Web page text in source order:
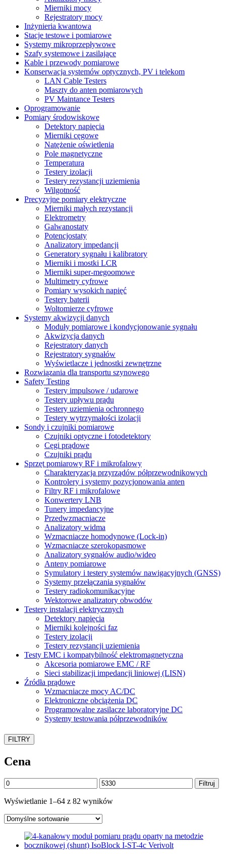
Mierniki mocy
Rejestratory mocy
Inżynieria kwantowa
Stacje testowe i pomiarowe
Systemy mikroprzepływowe
Szafy systemowe i zasilające
Kable i przewody pomiarowe
Konserwacja systemów optycznych, PV i telekom
LAN Cable Testers
Maszty do anten pomiarowych
PV Maintance Testers
Oprogramowanie
Pomiary środowiskowe
Detektory napięcia
Mierniki cęgowe
Natężenie oświetlenia
Pole magnetyczne
Temperatura
Testery izolacji
Testery rezystancji uziemienia
Wilgotność
Precyzyjne pomiary elektryczne
Mierniki małych rezystancji
Elektrometry
Galwanostaty
Potencjostaty
Analizatory impedancji
Generatory sygnału i kalibratory
Mierniki i mostki LCR
Mierniki super-megoomowe
Multimetry cyfrowe
Pomiary wysokich napięć
Testery baterii
Woltomierze cyfrowe
Systemy akwizycji danych
Moduły pomiarowe i kondycjonowanie sygnału
Akwizycja danych
Rejestratory danych
Rejestratory sygnałów
Wyświetlacze i jednostki zewnętrzne
Rozwiązania dla transportu szynowego
Safety Testing
Testery impulsowe / udarowe
Testery upływu prądu
Testery uziemienia ochronnego
Testery wytrzymałości izolacji
Sondy i czujniki pomiarowe
Czujniki optyczne i fotodetektory
Cęgi prądowe
Czujniki prądu
Sprzęt pomiarowy RF i mikrofalowy
Charakteryzacja przyrządów półprzewodnikowych
Kontrolery i systemy pozycjonowania anten
Filtry RF i mikrofalowe
Konwertery LNB
Tunery impedancyjne
Przedwzmacniacze
Analizatory widma
Wzmacniacze homodynowe (Lock‑in)
Wzmacniacze szerokopasmowe
Analizatory sygnałów audio/wideo
Anteny pomiarowe
Symulatory i testery systemów nawigacyjnych (GNSS)
Systemy przełączania sygnałów
Testery radiokomunikacyjne
Wektorowe analizatory obwodów
Testery instalacji elektrycznych
Detektory napięcia
Mierniki kolejności faz
Testery izolacji
Testery rezystancji uziemienia
Testy EMC i kompatybilność elektromagnetyczna
Akcesoria pomiarowe EMC / RF
Sieci stabilizacji impedancji liniowej (LISN)
Źródła prądowe
Wzmacniacze mocy AC/DC
Elektroniczne obciążenia DC
Programowalne zasilacze laboratoryjne DC
Systemy testowania półprzewodników
FILTRY
Cena
Cena
min
Cena
max
Filtruj
Wyświetlanie 1–64 z 82 wyników